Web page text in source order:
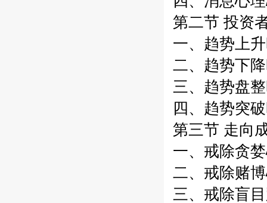
第二节 投资
一、趋势上
二、趋势下
三、趋势盘
四、趋势突
第三节 走向
一、戒除贪
二、戒除赌
三、戒除盲